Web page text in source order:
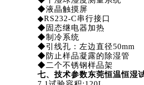
◆液晶触摸屏
◆RS232-C串行接口
◆固态继电器加热
◆制冷系统
◆引线孔：左边直径50mm
◆防止样品凝露的除湿管
◆二个不锈钢样品架
七、技术参数东莞恒温恒湿